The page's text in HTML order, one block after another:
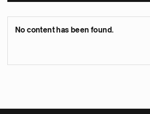
No content has been found.